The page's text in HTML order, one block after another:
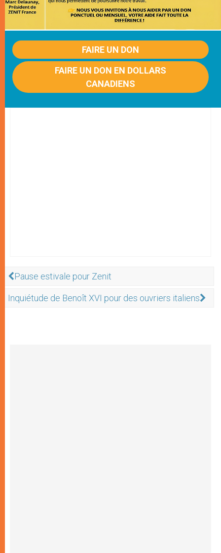
FAIRE UN DON
FAIRE UN DON EN DOLLARS
CANADIENS
Pause estivale pour Zenit
Inquiétude de Benoît XVI pour des ouvriers italiens